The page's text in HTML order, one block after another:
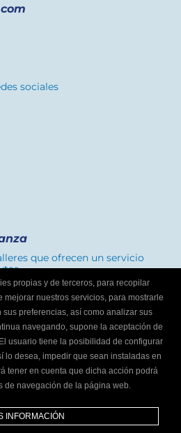
sociales
que ofrecen un servicio
cómo formar parte de
propias y de terceros, para recopilar
nuestros servicios, para mostrarle
preferencias, así como analizar sus
navegando, supone la aceptación de
usuario tiene la posibilidad de configurar
lo desea, impedir que sean instaladas en
tener en cuenta que dicha acción podrá
de navegación de la página web.
INFORMACIÓN